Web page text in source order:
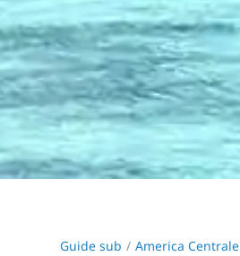
Guide sub America Centrale